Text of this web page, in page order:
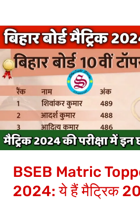
BSEB Matric
2024: ये हैं मैट्रिक
BSEB
Matric
Topper
List
2024:
ये
मैट्रिक
के
टॉपर्स